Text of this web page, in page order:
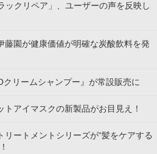
ックリペア」、ユーザーの声を反映し
藤園が健康価値が明確な炭酸飲料を発
リームシャンプー』が常設販売に
アイマスクの新製品がお目見え！
リートメントシリーズが“髪をケアする